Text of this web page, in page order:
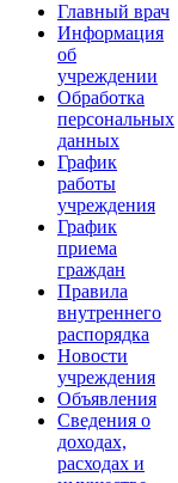
Главный врач
Информация
об
учреждении
Обработка
персональных
данных
График
работы
учреждения
График
приема
граждан
Правила
внутреннего
распорядка
Новости
учреждения
Объявления
Сведения о
доходах,
расходах и